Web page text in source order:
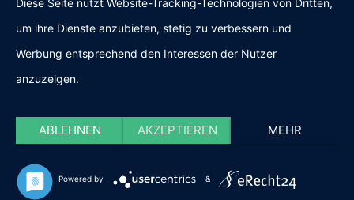
Diese Seite nutzt Website-Tracking-Technologien von Dritten,
um ihre Dienste anzubieten, stetig zu verbessern und
Werbung entsprechend den Interessen der Nutzer
anzuzeigen.
ABLEHNEN AKZEPTIEREN MEHR
Powered by &